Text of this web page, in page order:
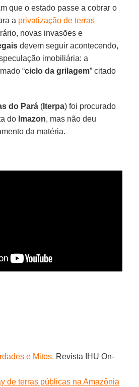
que o estado passe a cobrar o
a privatização de terras
novas invasões e
devem seguir acontecendo,
imobiliária: a
“ciclo da grilagem” citado
do Pará ( Iterpa) foi procurado
do Imazon, mas não deu
da matéria.
e Mitos. Revista IHU On-
de terras públicas na Amazônia